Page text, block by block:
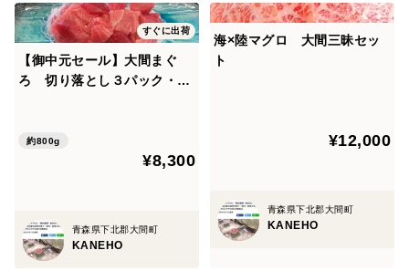
すぐに出荷
【御中元セール】大間まぐ
ろ 切り落とし３パック・ロ
約800g
¥8,300
青森県下北郡大間町
KANEHO
海×陸マグロ 大間三昧セッ
ト
¥12,000
青森県下北郡大間町
KANEHO